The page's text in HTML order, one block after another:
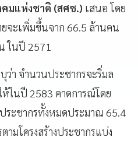
มแห่งชาติ (สศช.) เสนอ โดย
จะเพิ่มขึ้นจาก 66.5 ล้านคน
น ในปี 2571
ว่า จำนวนประชากรจะริ่มล
ในปี 2583 คาดการณ์โดย
ระชากรทั้งหมดประมาณ 65.4
มโครงสร้างประชากรแบ่ง